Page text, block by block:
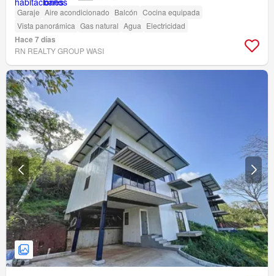
Garaje Aire acondicionado Balcón Cocina equipada
Vista panorámica Gas natural Agua Electricidad
Hace 7 días
RN REALTY GROUP WASI